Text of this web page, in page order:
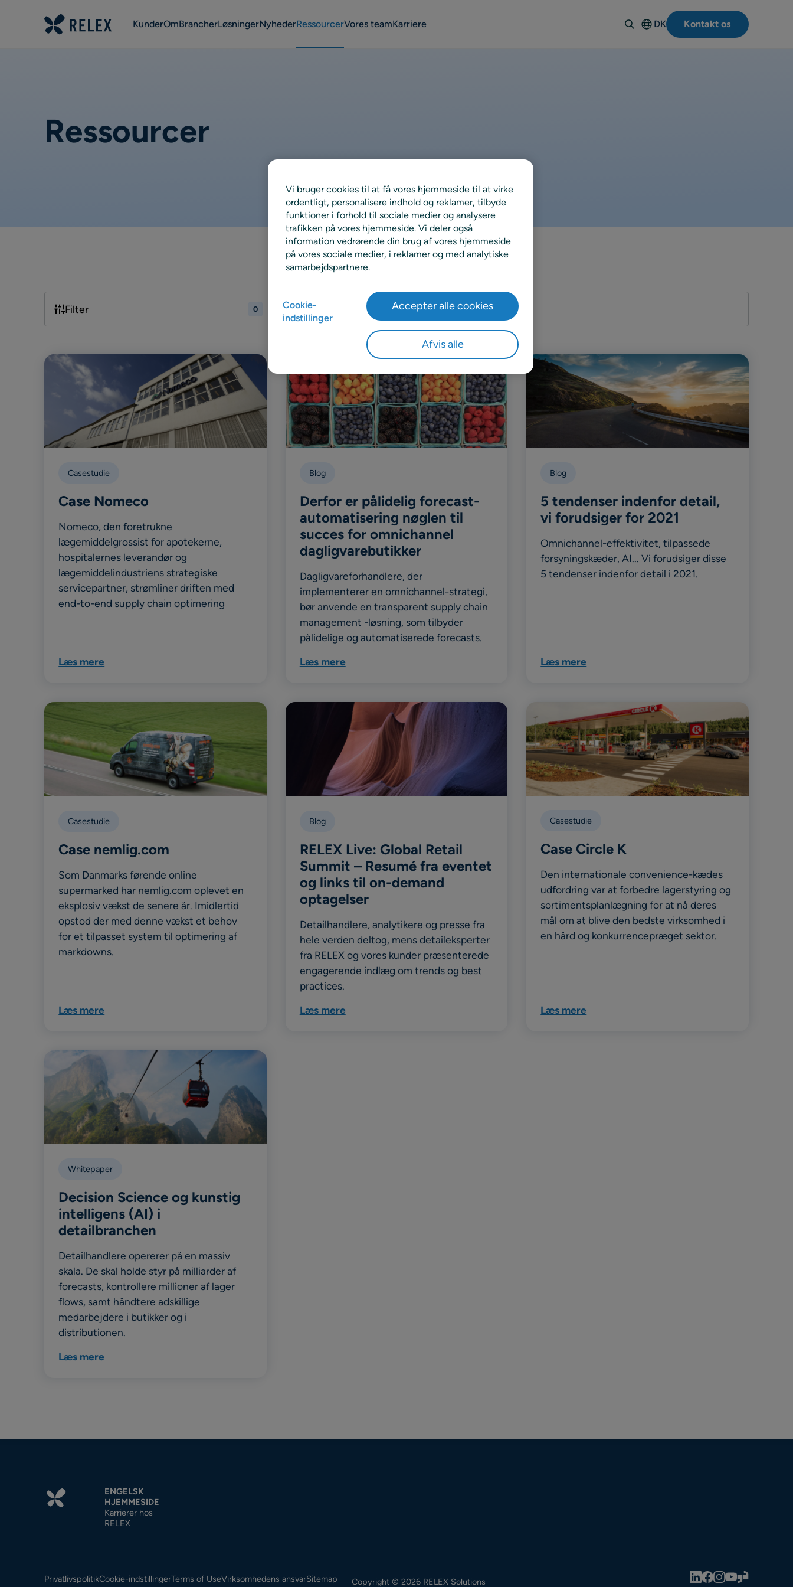
KunderOmBrancherLøsningerNyhederRessourcerVores teamKarriere
DK
English
BR
Kontakt os
Ressourcer
Filter 0
Søg
Casestudie
Case Nomeco
Nomeco, den foretrukne
lægemiddelgrossist for apotekerne,
hospitalernes leverandør og
lægemiddelindustriens strategiske
servicepartner, strømliner driften med
end-to-end supply chain optimering
Læs mere
Blog
Derfor er pålidelig forecast-
automatisering nøglen til
succes for omnichannel
dagligvarebutikker
Dagligvareforhandlere, der
implementerer en omnichannel-strategi,
bør anvende en transparent supply chain
management -løsning, som tilbyder
pålidelige og automatiserede forecasts.
Læs mere
Blog
5 tendenser indenfor detail,
vi forudsiger for 2021
Omnichannel-effektivitet, tilpassede
forsyningskæder, AI... Vi forudsiger disse
5 tendenser indenfor detail i 2021.
Læs mere
Casestudie
Case nemlig.com
Som Danmarks førende online
supermarked har nemlig.com oplevet en
eksplosiv vækst de senere år. Imidlertid
opstod der med denne vækst et behov
for et tilpasset system til optimering af
markdowns.
Læs mere
Blog
RELEX Live: Global Retail
Summit – Resumé fra eventet
og links til on-demand
optagelser
Detailhandlere, analytikere og presse fra
hele verden deltog, mens detaileksperter
fra RELEX og vores kunder præsenterede
engagerende indlæg om trends og best
practices.
Læs mere
Casestudie
Case Circle K
Den internationale convenience-kædes
udfordring var at forbedre lagerstyring og
sortimentsplanlægning for at nå deres
mål om at blive den bedste virksomhed i
en hård og konkurrencepræget sektor.
Læs mere
Whitepaper
Decision Science og kunstig
intelligens (AI) i
detailbranchen
Detailhandlere opererer på en massiv
skala. De skal holde styr på milliarder af
forecasts, kontrollere millioner af lager
flows, samt håndtere adskillige
medarbejdere i butikker og i
distributionen.
Læs mere
ENGELSK
HJEMMESIDE
Karrierer hos
RELEX
PrivatlivspolitikCookie-indstillingerTerms of UseVirksomhedens ansvarSitemap Copyright © 2026 RELEX Solutions
Vi bruger cookies til at få vores hjemmeside til at virke
ordentligt, personalisere indhold og reklamer, tilbyde
funktioner i forhold til sociale medier og analysere
trafikken på vores hjemmeside. Vi deler også
information vedrørende din brug af vores hjemmeside
på vores sociale medier, i reklamer og med analytiske
samarbejdspartnere.
Cookie-
indstillinger
Afvis alle
Accepter alle cookies